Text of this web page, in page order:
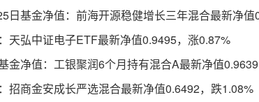
日基金净值：前海开源稳健增长三年混合最新净
天弘中证电子ETF最新净值0.9495，涨0.87%
金净值：工银聚润6个月持有混合A最新净值
招商金安成长严选混合最新净值0.6492，跌1.08%